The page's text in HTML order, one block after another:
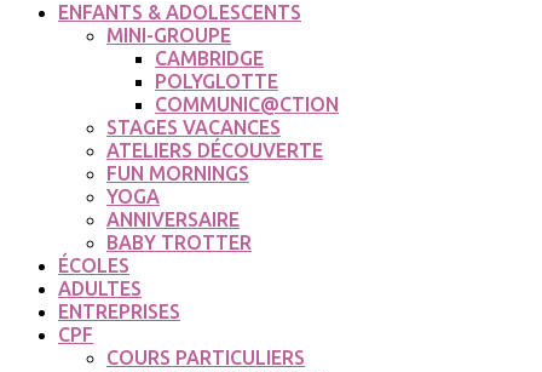
ENFANTS & ADOLESCENTS
MINI-GROUPE
CAMBRIDGE
POLYGLOTTE
COMMUNIC@CTION
STAGES VACANCES
ATELIERS DÉCOUVERTE
FUN MORNINGS
YOGA
ANNIVERSAIRE
BABY TROTTER
ÉCOLES
ADULTES
ENTREPRISES
CPF
COURS PARTICULIERS